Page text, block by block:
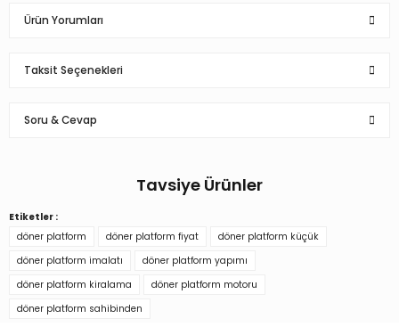
Ürün Yorumları
Taksit Seçenekleri
Soru & Cevap
Ürün hakkında henüz soru sorulmamış.
Soru Sor
Tavsiye Ürünler
17.932,68 TL
Etiketler :
döner platform
döner platform fiyat
döner platform küçük
döner platform imalatı
döner platform yapımı
döner platform kiralama
döner platform motoru
döner platform sahibinden